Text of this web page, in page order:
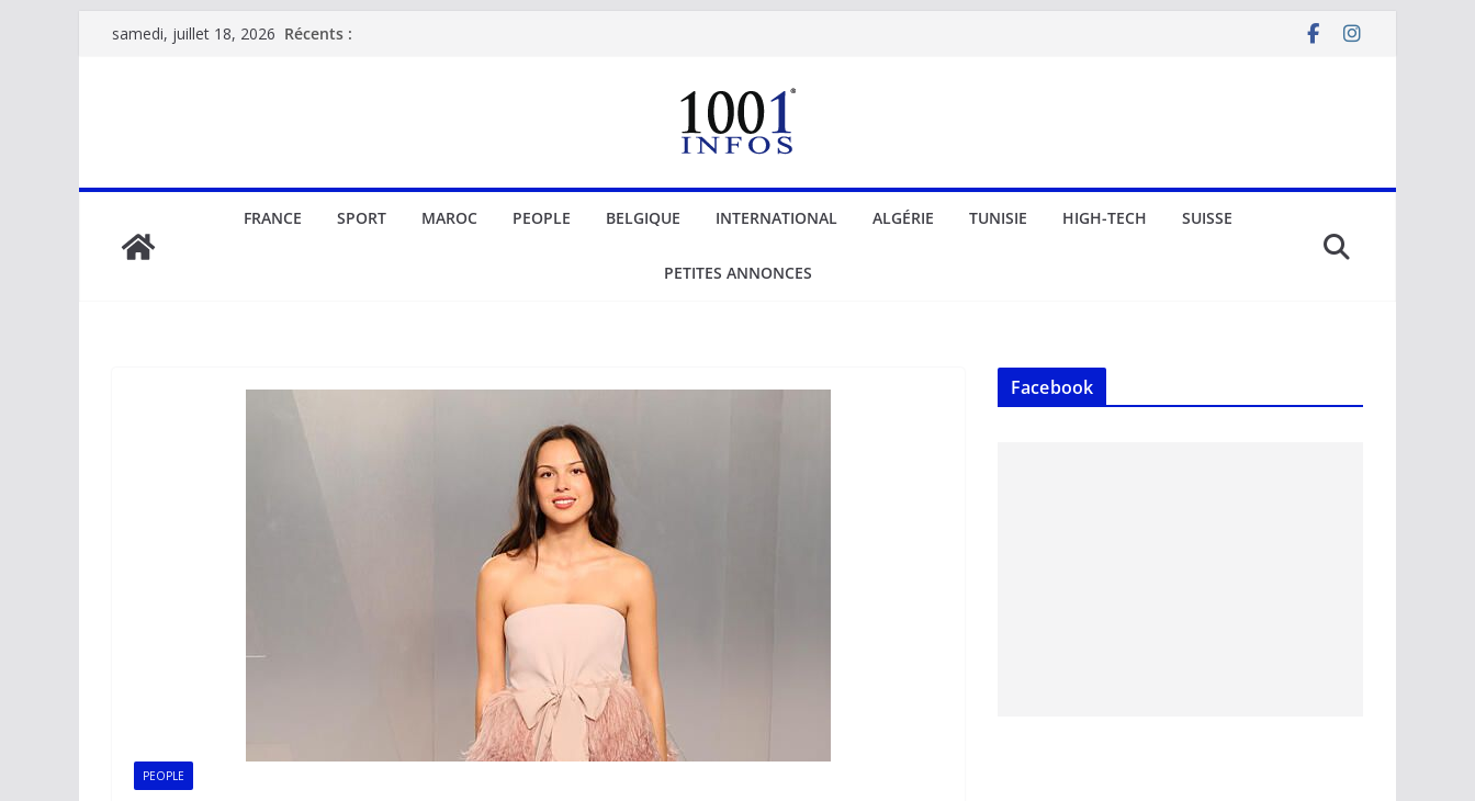
Passersamedi, juillet 18, 2026 Récents :
FRANCE SPORT MAROC PEOPLE BELGIQUE INTERNATIONAL ALGÉRIE TUNISIE HIGH-TECH SUISSE
PETITES ANNONCES
PEOPLE
Facebook